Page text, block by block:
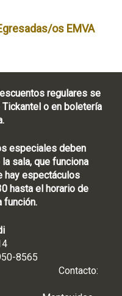
os EMVA
regulares se
o en boletería
especiales deben
sala, que funciona
hay espectáculos
hasta el horario de
función.
2] 1950-8565